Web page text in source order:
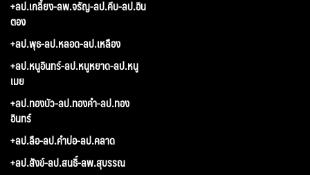
+ลป.เกลี้ยง-ลพ.จรัญ-ลป.คีบ-ลป.อิน
ตอง
+ลป.พุธ-ลป.หลอด-ลป.เหลือง
+ลป.หนูอินทร์-ลป.หนูหยาด-ลป.หนู
เมย
+ลป.ทองบัว-ลป.ทองคำ-ลป.ทอง
อินทร์
+ลป.ลือ-ลป.คำบ่อ-ลป.คลาด
+ลป.สังข์-ลป.สนธิ์-ลพ.สุบรรณ